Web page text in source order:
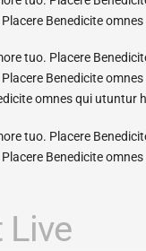
Benedicite
tuo. Placere
Benedicite
omnes qui utuntur
tuo. Placere
Benedicite
Live